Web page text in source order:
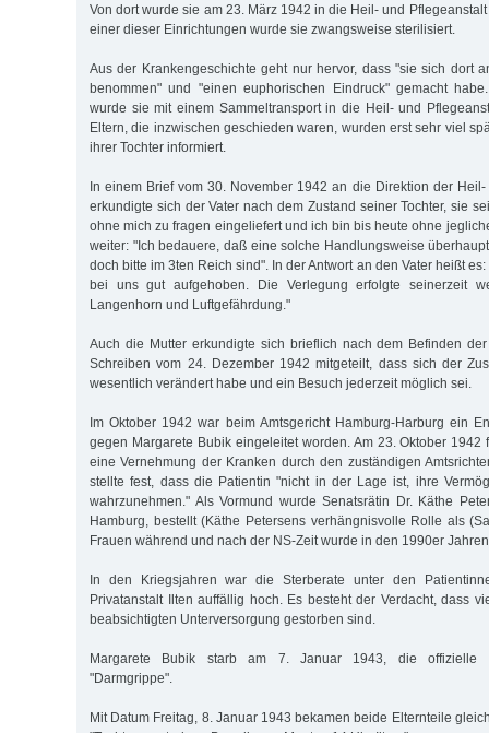
Von dort wurde sie am 23. März 1942 in die Heil- und
einer dieser Einrichtungen wurde sie zwangsweise sterilisiert.
Aus der Krankengeschichte geht nur hervor, dass "sie sich dort
benommen" und "einen euphorischen Eindruck" gemacht
wurde sie mit einem Sammeltransport in die Heil- und
Eltern, die inzwischen geschieden waren, wurden erst sehr viel
ihrer Tochter informiert.
In einem Brief vom 30. November 1942 an die Direktion der
erkundigte sich der Vater nach dem Zustand seiner Tochter, sie
ohne mich zu fragen eingeliefert und ich bin bis heute ohne
weiter: "Ich bedauere, daß eine solche Handlungsweise
doch bitte im 3ten Reich sind". In der Antwort an den Vater heißt
bei uns gut aufgehoben. Die Verlegung erfolgte seinerzeit
Langenhorn und Luftgefährdung."
Auch die Mutter erkundigte sich brieflich nach dem Befinden
Schreiben vom 24. Dezember 1942 mitgeteilt, dass sich der
wesentlich verändert habe und ein Besuch jederzeit möglich sei.
Im Oktober 1942 war beim Amtsgericht Hamburg-Harburg ein
gegen Margarete Bubik eingeleitet worden. Am 23. Oktober 1942
eine Vernehmung der Kranken durch den zuständigen
stellte fest, dass die Patientin "nicht in der Lage ist, ihre
wahrzunehmen." Als Vormund wurde Senatsrätin Dr. Käthe
Hamburg, bestellt (Käthe Petersens verhängnisvolle Rolle als
Frauen während und nach der NS-Zeit wurde in den 1990er
In den Kriegsjahren war die Sterberate unter den
Privatanstalt Ilten auffällig hoch. Es besteht der Verdacht, dass
beabsichtigten Unterversorgung gestorben sind.
Margarete Bubik starb am 7. Januar 1943, die offizielle
"Darmgrippe".
Mit Datum Freitag, 8. Januar 1943 bekamen beide Elternteile